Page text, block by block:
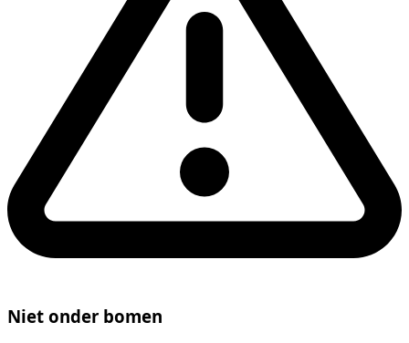
Niet onder bomen